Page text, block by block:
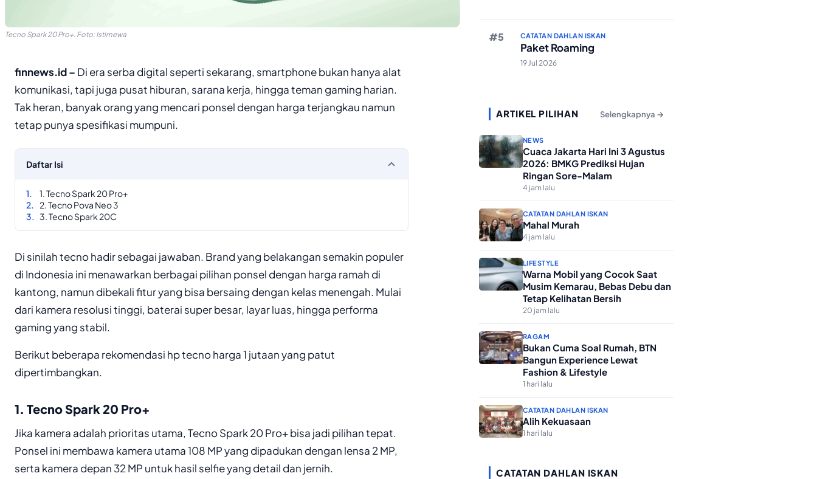
Tecno Spark 20 Pro+. Foto: Istimewa
finnews.id – Di era serba digital seperti sekarang, smartphone bukan hanya alat
komunikasi, tapi juga pusat hiburan, sarana kerja, hingga teman gaming harian.
Tak heran, banyak orang yang mencari ponsel dengan harga terjangkau namun
tetap punya spesifikasi mumpuni.
Daftar Isi
1. Tecno Spark 20 Pro+
2. Tecno Pova Neo 3
3. Tecno Spark 20C
Di sinilah tecno hadir sebagai jawaban. Brand yang belakangan semakin populer
di Indonesia ini menawarkan berbagai pilihan ponsel dengan harga ramah di
kantong, namun dibekali fitur yang bisa bersaing dengan kelas menengah. Mulai
dari kamera resolusi tinggi, baterai super besar, layar luas, hingga performa
gaming yang stabil.
Berikut beberapa rekomendasi hp tecno harga 1 jutaan yang patut
dipertimbangkan.
1. Tecno Spark 20 Pro+
Jika kamera adalah prioritas utama, Tecno Spark 20 Pro+ bisa jadi pilihan tepat.
Ponsel ini membawa kamera utama 108 MP yang dipadukan dengan lensa 2 MP,
serta kamera depan 32 MP untuk hasil selfie yang detail dan jernih.
CATATAN DAHLAN ISKAN
Paket Roaming
19 Jul 2026
ARTIKEL PILIHAN Selengkapnya →
NEWS
Cuaca Jakarta Hari Ini 3 Agustus
2026: BMKG Prediksi Hujan
Ringan Sore-Malam
4 jam lalu
CATATAN DAHLAN ISKAN
Mahal Murah
4 jam lalu
LIFESTYLE
Warna Mobil yang Cocok Saat
Musim Kemarau, Bebas Debu dan
Tetap Kelihatan Bersih
20 jam lalu
RAGAM
Bukan Cuma Soal Rumah, BTN
Bangun Experience Lewat
Fashion & Lifestyle
1 hari lalu
CATATAN DAHLAN ISKAN
Alih Kekuasaan
1 hari lalu
CATATAN DAHLAN ISKAN